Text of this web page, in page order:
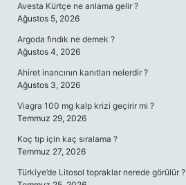
Avesta Kürtçe ne anlama gelir ?
Ağustos 5, 2026
Argoda fındık ne demek ?
Ağustos 4, 2026
Ahiret inancının kanıtları nelerdir ?
Ağustos 3, 2026
Viagra 100 mg kalp krizi geçirir mi ?
Temmuz 29, 2026
Koç tıp için kaç sıralama ?
Temmuz 27, 2026
Türkiye’de Litosol topraklar nerede görülür ?